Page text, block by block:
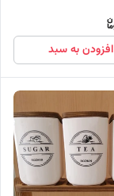
افزودن به سبد